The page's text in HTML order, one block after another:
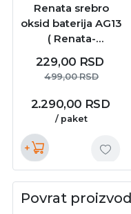
Renata srebro
oksid baterija AG13
( Renata-
229,00 RSD
499,00RSD
2.290,00 RSD
/ paket
+
Povrat